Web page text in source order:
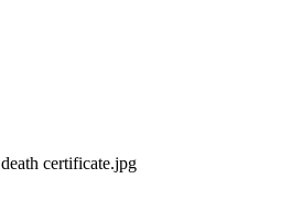
certificate.jpg